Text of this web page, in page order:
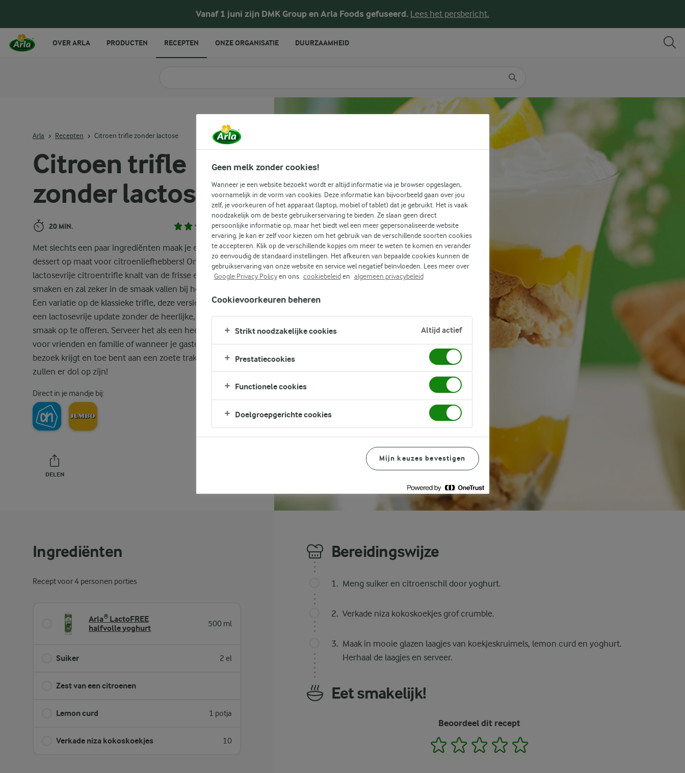
Vanaf 1 juni zijn DMK Group en Arla Foods gefuseerd. Lees het persbericht.
Citroen trifle
zonder lactose
20 MIN. (2)
Met slechts een paar ingrediënten maak je een heerlijk
dessert op maat voor citroenliefhebbers! Onze
lactosevrije citroentrifle knalt van de frisse en zoete
smaken en zal zeker in de smaak vallen bij het dessert.
Een variatie op de klassieke trifle, deze versie brengt
een lactosevrije update zonder de heerlijke, pittige
smaak op te offeren. Serveer het als een heerlijk dessert
voor vrienden en familie of wanneer je gasten op
bezoek krijgt en toe bent aan een zoete traktatie. Ze
zullen er dol op zijn!
Direct in je mandje bij:
DELEN
Arla Recepten Citroen trifle zonder lactose
Ingrediënten
Recept voor 4 personen porties
Arla® LactoFREE
halfvolle yoghurt
500 ml
Suiker 2 el
Zest van een citroenen
Lemon curd 1 potja
Verkade niza kokoskoekjes 10
Bereidingswijze
Meng suiker en citroenschil door yoghurt.
Verkade niza kokoskoekjes grof crumble.
Maak in mooie glazen laagjes van koekjeskruimels, lemon curd en yoghurt.
Herhaal de laagjes en serveer.
Eet smakelijk!
Beoordeel dit recept
1 2 3 4
OVER ARLA PRODUCTEN RECEPTEN ONZE ORGANISATIE DUURZAAMHEID
Geen melk zonder cookies!
Wanneer je een website bezoekt wordt er altijd informatie via je browser opgeslagen,
voornamelijk in de vorm van cookies. Deze informatie kan bijvoorbeeld gaan over jou
zelf, je voorkeuren of het apparaat (laptop, mobiel of tablet) dat je gebruikt. Het is vaak
noodzakelijk om de beste gebruikerservaring te bieden. Ze slaan geen direct
persoonlijke informatie op, maar het biedt wel een meer gepersonaliseerde website
ervaring. Je kan er zelf voor kiezen om het gebruik van de verschillende soorten cookies
te accepteren. Klik op de verschillende kopjes om meer te weten te komen en verander
zo eenvoudig de standaard instellingen. Het afkeuren van bepaalde cookies kunnen de
gebruikservaring van onze website en service wel negatief beïnvloeden. Lees meer over
Google Privacy Policyen ons cookiebeleiden algemeen privacybeleid
Cookievoorkeuren beheren
Strikt noodzakelijke cookies Altijd actief
Prestatiecookies
Functionele cookies
Doelgroepgerichte cookies
Mijn keuzes bevestigen